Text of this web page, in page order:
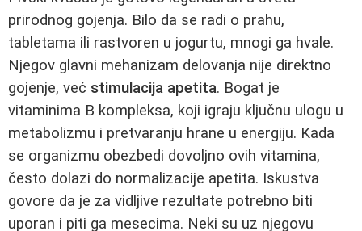
prirodnog gojenja. Bilo da se radi o prahu,
tabletama ili rastvoren u jogurtu, mnogi ga hvale.
Njegov glavni mehanizam delovanja nije direktno
gojenje, već stimulacija apetita. Bogat je
vitaminima B kompleksa, koji igraju ključnu ulogu u
metabolizmu i pretvaranju hrane u energiju. Kada
se organizmu obezbedi dovoljno ovih vitamina,
često dolazi do normalizacije apetita. Iskustva
govore da je za vidljive rezultate potrebno biti
uporan i piti ga mesecima. Neki su uz njegovu